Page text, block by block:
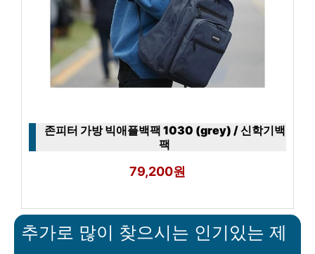
존피터 가방 빅애플백팩 1030 (grey) / 신학기백
팩
79,200원
추가로 많이 찾으시는 인기있는 제